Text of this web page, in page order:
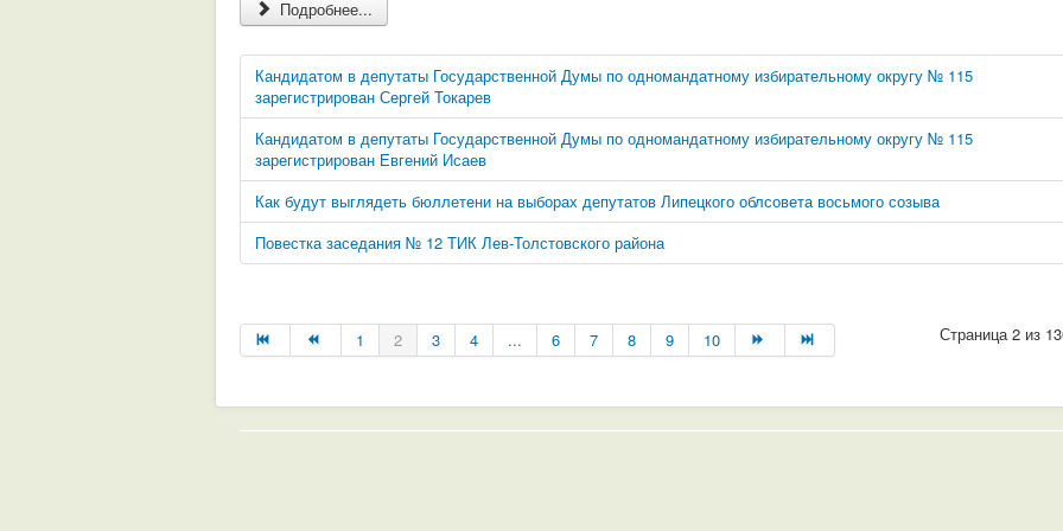
Подробнее...
Кандидатом в депутаты Государственной Думы по одномандатному избирательному округу № 115
зарегистрирован Сергей Токарев
Кандидатом в депутаты Государственной Думы по одномандатному избирательному округу № 115
зарегистрирован Евгений Исаев
Как будут выглядеть бюллетени на выборах депутатов Липецкого облсовета восьмого созыва
Повестка заседания № 12 ТИК Лев-Толстовского района
Страница 2 из
1 2 3 4 ... 6 7 8 9 10